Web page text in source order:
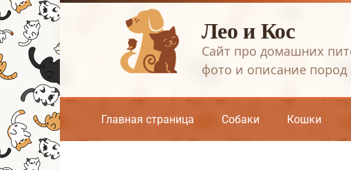
Перейти
к
контенту
Лео и Кос
Сайт про домашних
фото и описание пород
Главная страница Собаки Кошки